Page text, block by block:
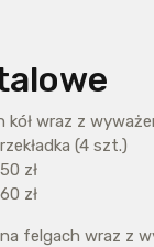
kół wraz z
(4 szt.)
zł
zł
felgach wraz z